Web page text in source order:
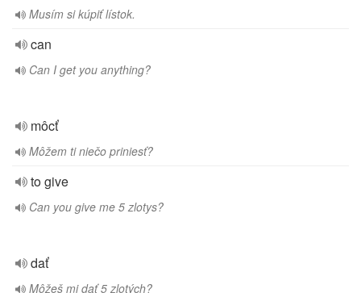
Musím si kúpiť lístok.
can
Can I get you anything?
môcť
Môžem ti niečo priniesť?
to give
Can you give me 5 zlotys?
dať
Môžeš mi dať 5 zlotých?